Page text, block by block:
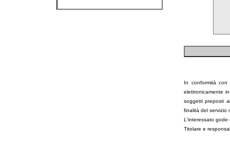
In conformità
elettronicamente
soggetti preposti
finalità del servizio
L'interessato gode
Titolare e